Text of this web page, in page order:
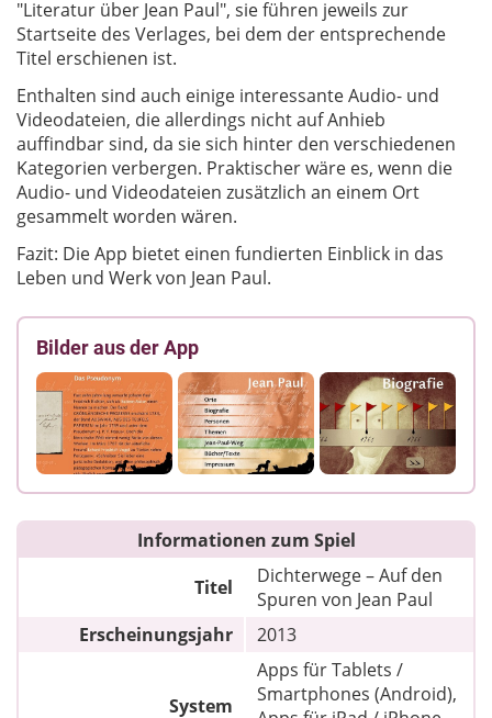
"Literatur über Jean Paul", sie führen jeweils zur
Startseite des Verlages, bei dem der entsprechende
Titel erschienen ist.
Enthalten sind auch einige interessante Audio- und
Videodateien, die allerdings nicht auf Anhieb
auffindbar sind, da sie sich hinter den verschiedenen
Kategorien verbergen. Praktischer wäre es, wenn die
Audio- und Videodateien zusätzlich an einem Ort
gesammelt worden wären.
Fazit: Die App bietet einen fundierten Einblick in das
Leben und Werk von Jean Paul.
Bilder aus der App
Informationen zum Spiel
Titel
Dichterwege – Auf den
Spuren von Jean Paul
Erscheinungsjahr
2013
System
Apps für Tablets /
Smartphones (Android),